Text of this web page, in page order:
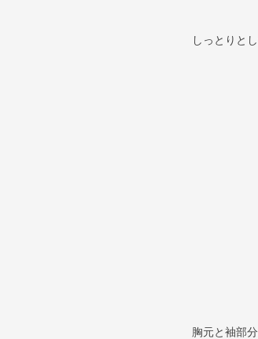
しっとりと
胸元と袖部